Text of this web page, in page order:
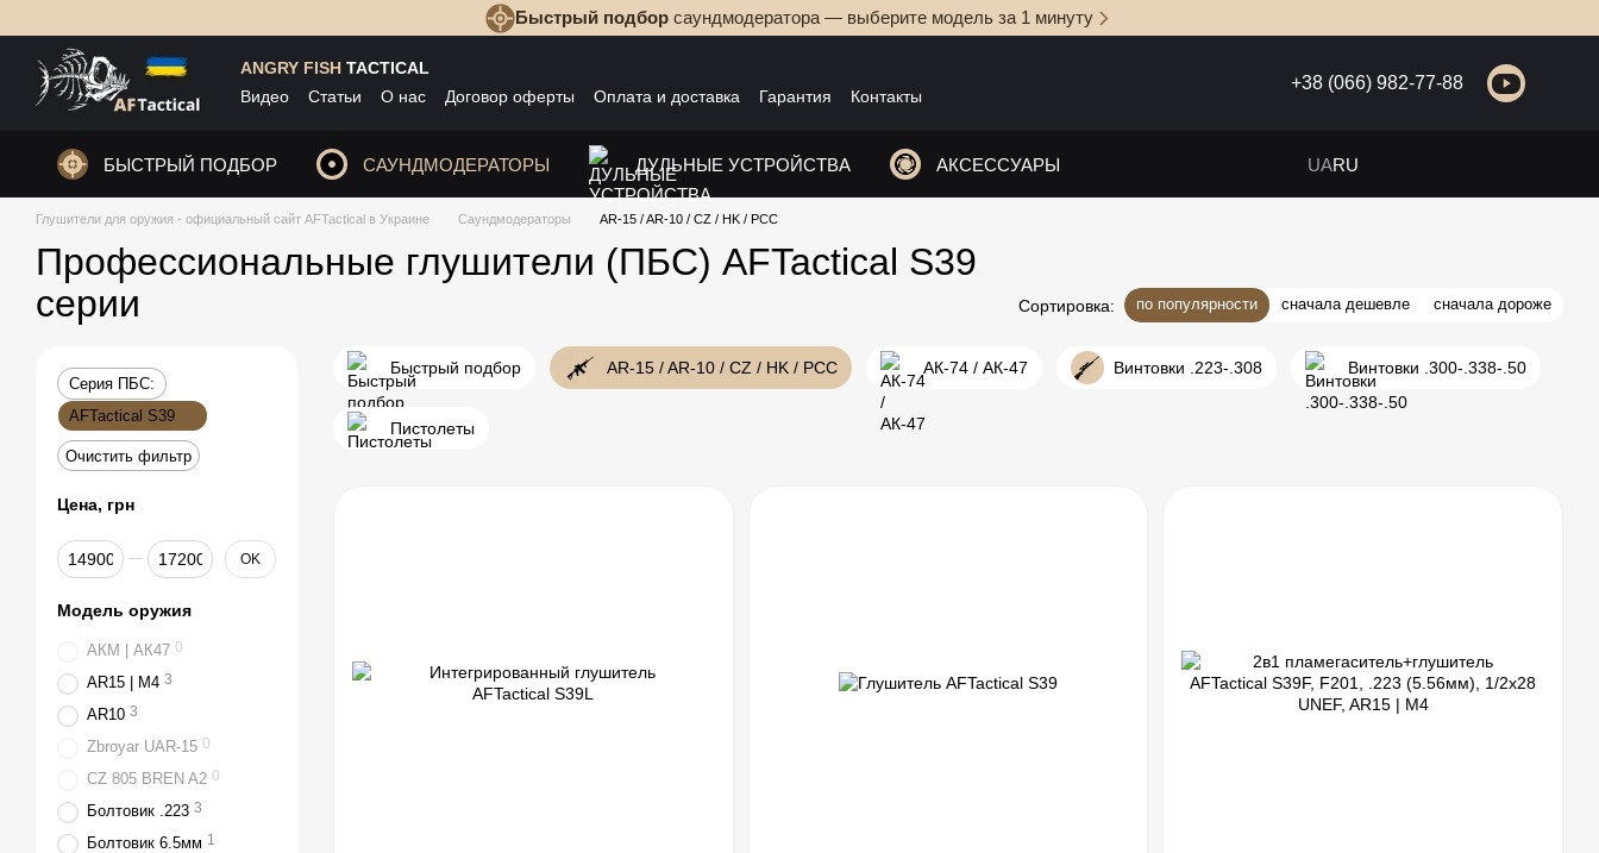
Быстрый подбор саундмодератора — выберите модель за 1 минуту
ANGRY FISH TACTICAL
Видео
Статьи О нас Договор оферты Оплата и доставка Гарантия Контакты
+38 (066) 982-77-88
БЫСТРЫЙ ПОДБОР САУНДМОДЕРАТОРЫ ДУЛЬНЫЕ УСТРОЙСТВА АКСЕССУАРЫ UARU
Глушители для оружия - официальный сайт AFTactical в Украине Саундмодераторы AR-15 / AR-10 / CZ / HK / PCC
Профессиональные глушители (ПБС) AFTactical S39
серии
Сортировка: по популярности сначала дешевле сначала дороже
Быстрый подбор AR-15 / AR-10 / CZ / HK / PCC АК-74 / АК-47 Винтовки .223-.308 Винтовки .300-.338-.50
Пистолеты
Серия ПБС:
AFTactical S39
Очистить фильтр
Цена, грн
От Цена, грн
До Цена, грн OK
Модель оружия
АКМ | АК47 0
AR15 | M4 3
AR10 3
Zbroyar UAR-15 0
CZ 805 BREN A2 0
Болтовик .223 3
Болтовик 6.5мм 1